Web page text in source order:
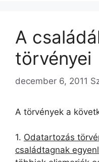
A
törvényei
december 6, 2011
A törvények a
1. Odatartozás
családtagnak